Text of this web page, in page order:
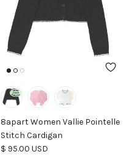
8apart Women Vallie Pointelle
Stitch Cardigan
Precio normal
$ 95.00 USD